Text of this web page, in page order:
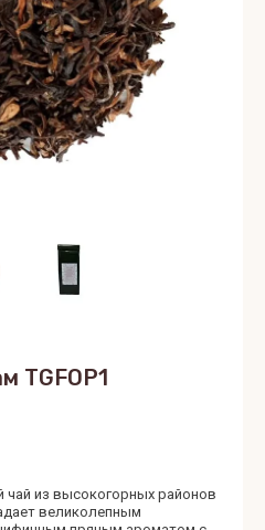
TGFOP1
чай из высокогорных районов
великолепным